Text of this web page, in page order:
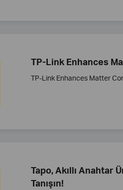
TP-Link Enhances
TP-Link Enhances Matter
Tapo, Akıllı Anahtar
Tanışın!